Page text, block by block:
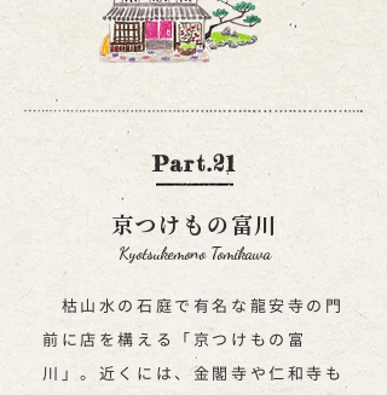
Part.21
枯山水の石庭で有名な龍安寺の門
前に店を構える「京つけもの富
川」。近くには、金閣寺や仁和寺も
京つけもの富川
Kyotsukemono Tomikawa